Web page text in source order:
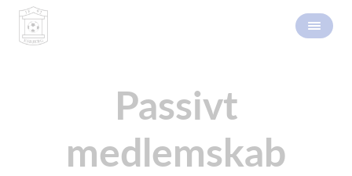
Passivt
medlemskab